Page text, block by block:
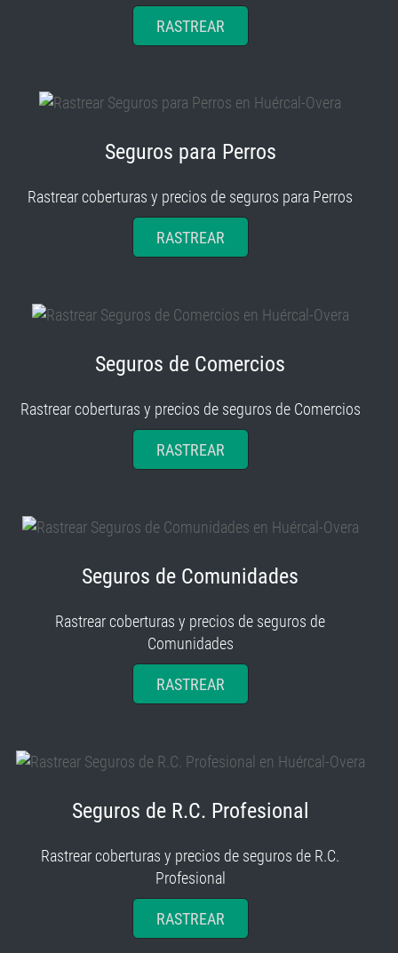
Rastrear coberturas y precios de seguros para Perros
RASTREAR
Rastrear coberturas y precios de seguros de Comercios
RASTREAR
Rastrear coberturas y precios de seguros de
Comunidades
RASTREAR
Rastrear coberturas y precios de seguros de R.C.
Profesional
RASTREAR